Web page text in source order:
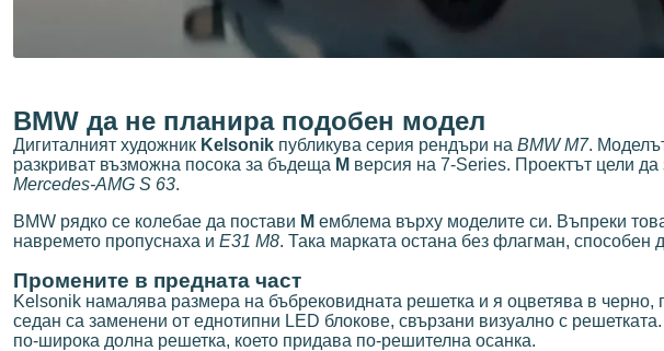
BMW да не планира подобен модел
Дигиталният художник Kelsonik публикува серия рендъри на BMW M7.
разкриват възможна посока за бъдеща M версия на 7-Series. Проектът цели
Mercedes-AMG S 63.
BMW рядко се колебае да постави M емблема върху моделите си. Въпреки
навремето пропуснаха и E31 M8. Така марката остана без флагман, способен
Промените в предната част
Kelsonik намалява размера на бъбрековидната решетка и я оцветява в черно,
седан са заменени от еднотипни LED блокове, свързани визуално с
по-широка долна решетка, което придава по-решителна осанка.